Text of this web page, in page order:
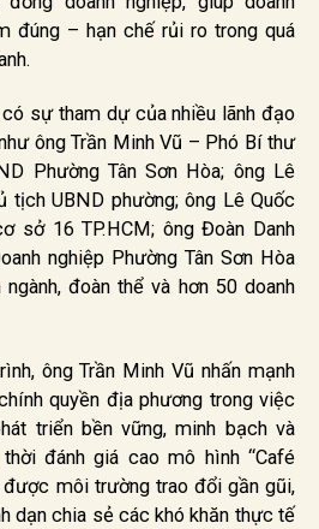
đúng – hạn chế rủi ro trong quá
có sự tham dự của nhiều lãnh đạo
ông Trần Minh Vũ – Phó Bí thư
Phường Tân Sơn Hòa; ông Lê
tịch UBND phường; ông Lê Quốc
sở 16 TP.HCM; ông Đoàn Danh
nghiệp Phường Tân Sơn Hòa
đoàn thể và hơn 50 doanh
ông Trần Minh Vũ nhấn mạnh
quyền địa phương trong việc
triển bền vững, minh bạch và
đánh giá cao mô hình “Café
được môi trường trao đổi gần gũi,
dạn chia sẻ các khó khăn thực tế